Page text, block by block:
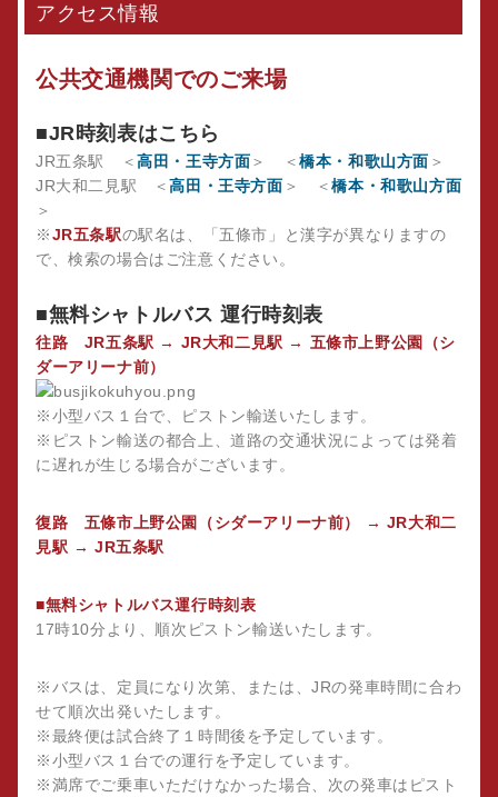
アクセス情報
公共交通機関でのご来場
■JR時刻表はこちら
JR五条駅 ＜高田・王寺方面＞ ＜橋本・和歌山方面 ＞
JR大和二見駅 ＜高田・王寺方面 ＞ ＜橋本・和歌山方面
＞
※JR五条駅の駅名は、「五條市」と漢字が異なりますの
で、検索の場合はご注意ください。
■無料シャトルバス 運行時刻表
往路 JR五条駅 → JR大和二見駅 → 五條市上野公園（シ
ダーアリーナ前）
※小型バス１台で、ピストン輸送いたします。
※ピストン輸送の都合上、道路の交通状況によっては発着
に遅れが生じる場合がございます。
復路 五條市上野公園（シダーアリーナ前） → JR大和二
見駅 → JR五条駅
■無料シャトルバス運行時刻表
17時10分より、順次ピストン輸送いたします。
※バスは、定員になり次第、または、JRの発車時間に合わ
せて順次出発いたします。
※最終便は試合終了１時間後を予定しています。
※小型バス１台での運行を予定しています。
※満席でご乗車いただけなかった場合、次の発車はピスト